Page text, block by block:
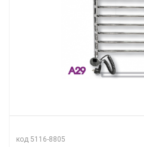
код 5116-8805